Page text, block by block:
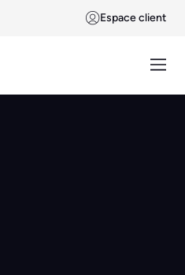
Espace client